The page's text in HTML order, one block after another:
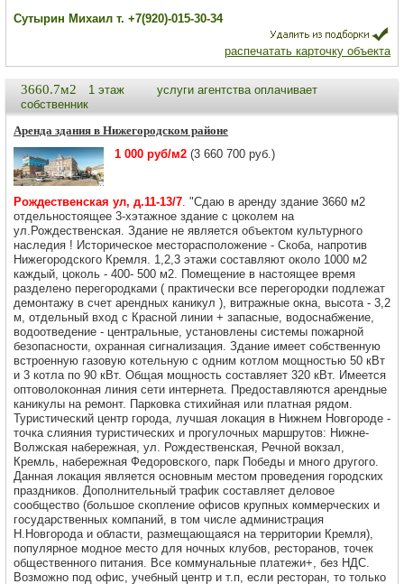
Сутырин Михаил т. +7(920)-015-30-34
распечатать карточку объекта
3660.7м2 1 этаж
услуги агентства оплачивает
собственник
Аренда здания в Нижегородском районе
1 000 руб/м2 (3 660 700 руб.)
Рождественская ул, д.11-13/7. "Сдаю в аренду здание 3660 м2
отдельностоящее 3-хэтажное здание с цоколем на
ул.Рождественская. Здание не является объектом культурного
наследия ! Историческое месторасположение - Скоба, напротив
Нижегородского Кремля. 1,2,3 этажи составляют около 1000 м2
каждый, цоколь - 400- 500 м2. Помещение в настоящее время
разделено перегородками ( практически все перегородки подлежат
демонтажу в счет арендных каникул ), витражные окна, высота - 3,2
м, отдельный вход с Красной линии + запасные, водоснабжение,
водоотведение - центральные, установлены системы пожарной
безопасности, охранная сигнализация. Здание имеет собственную
встроенную газовую котельную с одним котлом мощностью 50 кВт
и 3 котла по 90 кВт. Общая мощность составляет 320 кВт. Имеется
оптоволоконная линия сети интернета. Предоставляются арендные
каникулы на ремонт. Парковка стихийная или платная рядом.
Туристический центр города, лучшая локация в Нижнем Новгороде -
точка слияния туристических и прогулочных маршрутов: Нижне-
Волжская набережная, ул. Рождественская, Речной вокзал,
Кремль, набережная Федоровского, парк Победы и много другого.
Данная локация является основным местом проведения городских
праздников. Дополнительный трафик составляет деловое
сообщество (большое скопление офисов крупных коммерческих и
государственных компаний, в том числе администрация
Н.Новгорода и области, размещающаяся на территории Кремля),
популярное модное место для ночных клубов, ресторанов, точек
общественного питания. Все коммунальные платежи+, без НДС.
Возможно под офис, учебный центр и т.п, если ресторан, то только